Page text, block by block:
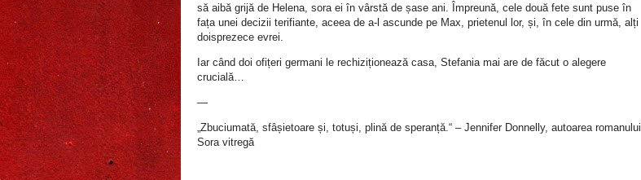
să aibă grijă de Helena, sora ei în vârstă de șase ani. Împreună, cele două fete sunt puse în
fața unei decizii terifiante, aceea de a-l ascunde pe Max, prietenul lor, și, în cele din urmă, alți
doisprezece evrei.
Iar când doi ofițeri germani le rechiziționează casa, Stefania mai are de făcut o alegere
crucială…
—
„Zbuciumată, sfâșietoare și, totuși, plină de speranță.“ – Jennifer Donnelly, autoarea romanului
Sora vitregă